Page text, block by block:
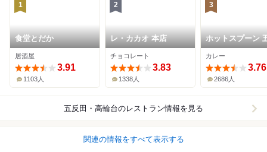
1
食堂とだか
居酒屋
3.91
1103人
2
レ・カカオ 本店
チョコレート
3.83
1338人
3
ホットスプーン
田店
カレー
3.76
2686人
五反田・高輪台のレストラン情報を見る
関連の情報をすべて表示する